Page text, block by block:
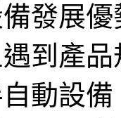
發展
到產
動設